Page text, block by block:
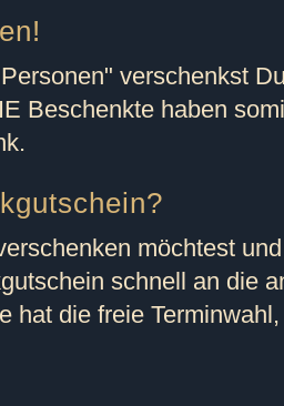
" verschenkst
Beschenkte haben
möchtest
schnell an die
hat die freie